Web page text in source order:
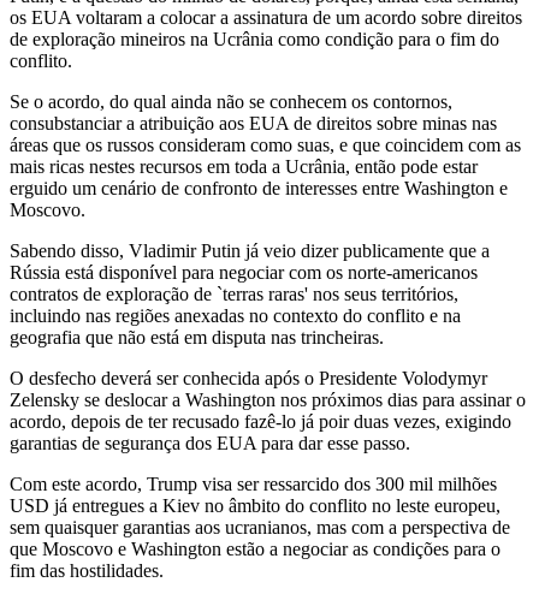
os EUA voltaram a colocar a assinatura de um acordo sobre direitos
de exploração mineiros na Ucrânia como condição para o fim do
conflito.
Se o acordo, do qual ainda não se conhecem os contornos,
consubstanciar a atribuição aos EUA de direitos sobre minas nas
áreas que os russos consideram como suas, e que coincidem com as
mais ricas nestes recursos em toda a Ucrânia, então pode estar
erguido um cenário de confronto de interesses entre Washington e
Moscovo.
Sabendo disso, Vladimir Putin já veio dizer publicamente que a
Rússia está disponível para negociar com os norte-americanos
contratos de exploração de `terras raras' nos seus territórios,
incluindo nas regiões anexadas no contexto do conflito e na
geografia que não está em disputa nas trincheiras.
O desfecho deverá ser conhecida após o Presidente Volodymyr
Zelensky se deslocar a Washington nos próximos dias para assinar o
acordo, depois de ter recusado fazê-lo já poir duas vezes, exigindo
garantias de segurança dos EUA para dar esse passo.
Com este acordo, Trump visa ser ressarcido dos 300 mil milhões
USD já entregues a Kiev no âmbito do conflito no leste europeu,
sem quaisquer garantias aos ucranianos, mas com a perspectiva de
que Moscovo e Washington estão a negociar as condições para o
fim das hostilidades.